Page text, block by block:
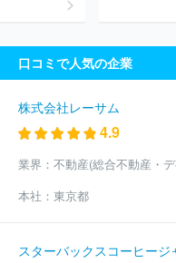
ーブシステム
ステムズ株式会社
株式会
ロス株式会社
株式会社ピー
立ソリューションズ・クリエイ
ト株式会社
株式会社日本
株式会社システムリサーチ
口コミで人気の企業
株式会社レーサム
4.9
業界： 不動産(総合不動産・
本社： 東京都
スターバックスコーヒージ